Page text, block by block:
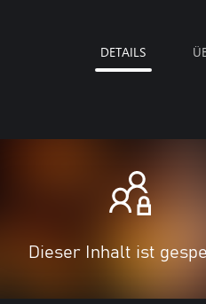
DETAILS
Dieser Inhalt ist